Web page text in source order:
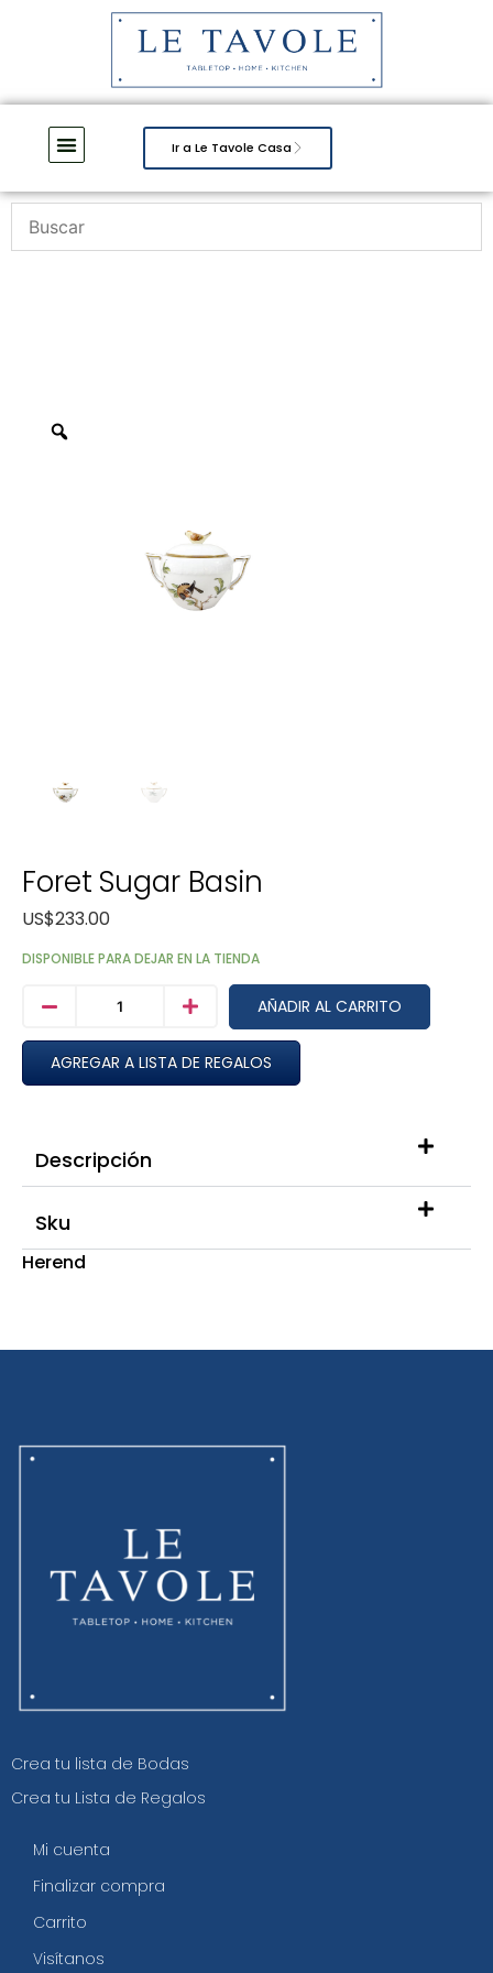
Ir a Le Tavole Casa
Foret Sugar Basin
US$233.00
DISPONIBLE PARA DEJAR EN LA TIENDA
AÑADIR AL CARRITO
AGREGAR A LISTA DE REGALOS
Descripción
Sku
Herend
Crea tu lista de Bodas
Crea tu Lista de Regalos
Mi cuenta
Finalizar compra
Carrito
Visítanos